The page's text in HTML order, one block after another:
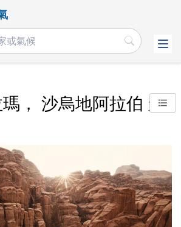
， 沙烏地阿拉伯 天